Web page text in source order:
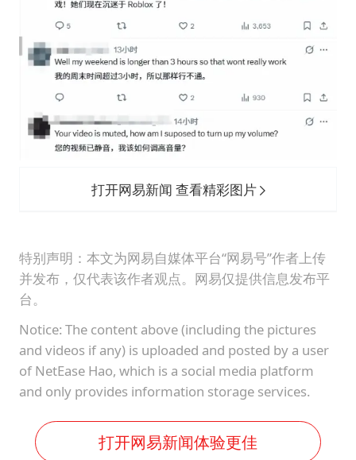
打开网易新闻 查看精彩图片
特别声明：本文为网易自媒体平台“网易号”作者上传
并发布，仅代表该作者观点。网易仅提供信息发布平
台。
Notice: The content above (including the pictures
and videos if any) is uploaded and posted by a user
of NetEase Hao, which is a social media platform
and only provides information storage services.
打开网易新闻体验更佳